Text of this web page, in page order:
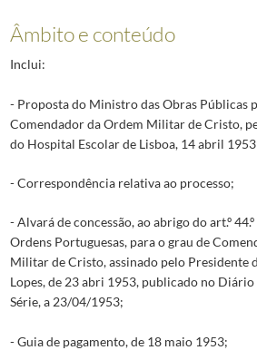
Âmbito e conteúdo
Inclui:
- Proposta do Ministro das Obras Públicas
Comendador da Ordem Militar de Cristo,
do Hospital Escolar de Lisboa, 14 abril
- Correspondência relativa ao processo;
- Alvará de concessão, ao abrigo do art.º
Ordens Portuguesas, para o grau de
Militar de Cristo, assinado pelo Presidente
Lopes, de 23 abri 1953, publicado no Diário
Série, a 23/04/1953;
- Guia de pagamento, de 18 maio 1953;